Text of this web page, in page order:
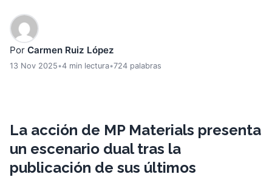
Por Carmen Ruiz López
13 Nov 2025•4 min lectura•724 palabras
La acción de MP Materials presenta
un escenario dual tras la
publicación de sus últimos